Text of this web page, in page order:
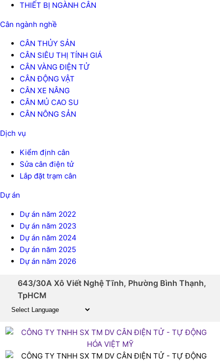
THIẾT BỊ NGÀNH CÂN
Cân ngành nghề
CÂN THỦY SẢN
CÂN SIÊU THỊ TÍNH GIÁ
CÂN VÀNG ĐIỆN TỬ
CÂN ĐỘNG VẬT
CÂN XE NÂNG
CÂN MỦ CAO SU
CÂN NÔNG SẢN
Dịch vụ
Kiểm định cân
Sửa cân điện tử
Lắp đặt trạm cân
Dự án
Dự án năm 2022
Dự án năm 2023
Dự án năm 2024
Dự án năm 2025
Dự án năm 2026
643/30A Xô Viết Nghệ Tĩnh, Phường Bình Thạnh,
TpHCM
Translate